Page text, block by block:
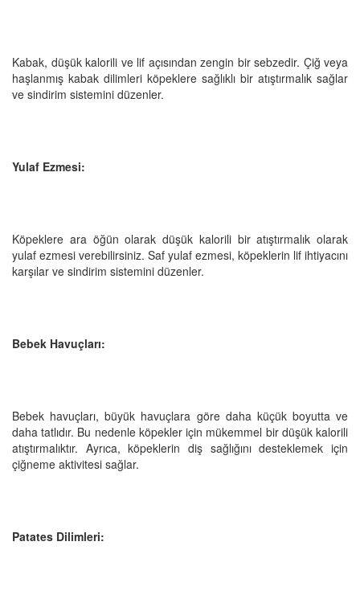
Kabak, düşük kalorili ve lif açısından zengin bir sebzedir. Çiğ veya
haşlanmış kabak dilimleri köpeklere sağlıklı bir atıştırmalık sağlar
ve sindirim sistemini düzenler.
Yulaf Ezmesi:
Köpeklere ara öğün olarak düşük kalorili bir atıştırmalık olarak
yulaf ezmesi verebilirsiniz. Saf yulaf ezmesi, köpeklerin lif ihtiyacını
karşılar ve sindirim sistemini düzenler.
Bebek Havuçları:
Bebek havuçları, büyük havuçlara göre daha küçük boyutta ve
daha tatlıdır. Bu nedenle köpekler için mükemmel bir düşük kalorili
atıştırmalıktır. Ayrıca, köpeklerin diş sağlığını desteklemek için
çiğneme aktivitesi sağlar.
Patates Dilimleri: